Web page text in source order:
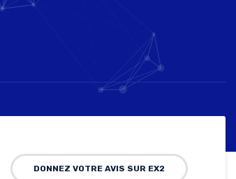
DONNEZ VOTRE AVIS SUR EX2